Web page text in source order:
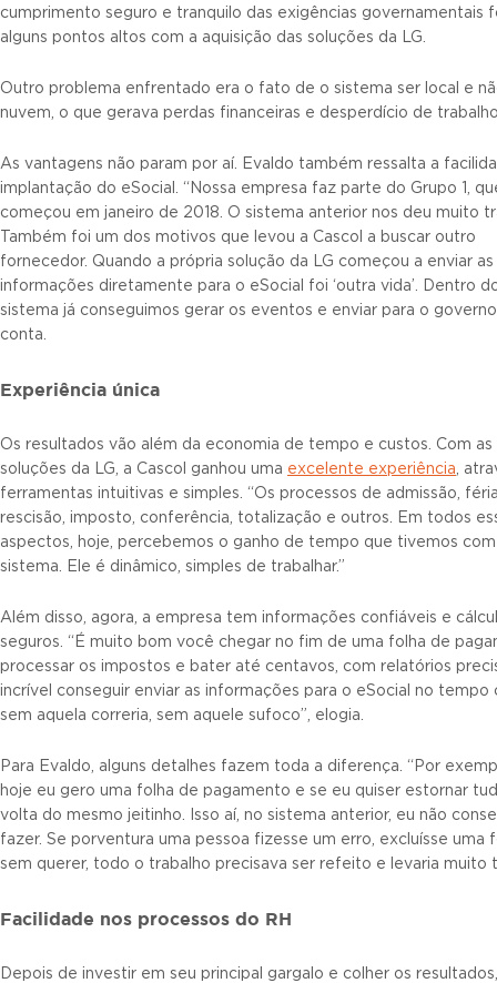
cumprimento seguro e tranquilo das exigências governamentais
alguns pontos altos com a aquisição das soluções da LG.
Outro problema enfrentado era o fato de o sistema ser local e
nuvem, o que gerava perdas financeiras e desperdício de
As vantagens não param por aí. Evaldo também ressalta a
implantação do eSocial. “Nossa empresa faz parte do Grupo 1,
começou em janeiro de 2018. O sistema anterior nos deu muito
Também foi um dos motivos que levou a Cascol a buscar outro
fornecedor. Quando a própria solução da LG começou a enviar as
informações diretamente para o eSocial foi ‘outra vida’. Dentro
sistema já conseguimos gerar os eventos e enviar para o
conta.
Experiência única
Os resultados vão além da economia de tempo e custos. Com as
soluções da LG, a Cascol ganhou uma excelente experiência ,
ferramentas intuitivas e simples. “Os processos de admissão,
rescisão, imposto, conferência, totalização e outros. Em todos
aspectos, hoje, percebemos o ganho de tempo que tivemos
sistema. Ele é dinâmico, simples de trabalhar.”
Além disso, agora, a empresa tem informações confiáveis e
seguros. “É muito bom você chegar no fim de uma folha de
processar os impostos e bater até centavos, com relatórios
incrível conseguir enviar as informações para o eSocial no tempo
sem aquela correria, sem aquele sufoco”, elogia.
Para Evaldo, alguns detalhes fazem toda a diferença. “Por
hoje eu gero uma folha de pagamento e se eu quiser estornar
volta do mesmo jeitinho. Isso aí, no sistema anterior, eu não
fazer. Se porventura uma pessoa fizesse um erro, excluísse uma
sem querer, todo o trabalho precisava ser refeito e levaria muito
Facilidade nos processos do RH
Depois de investir em seu principal gargalo e colher os